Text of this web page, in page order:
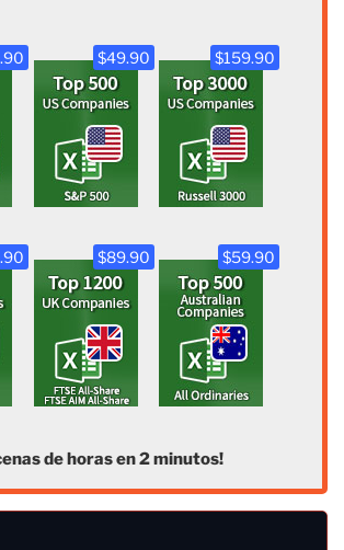
$49.90 $159.90
$89.90 $59.90
de horas en 2 minutos!